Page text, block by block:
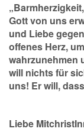
Gott von
und Liebe
offenes
wahrzunehmen
will nichts
uns! Er will,
Liebe